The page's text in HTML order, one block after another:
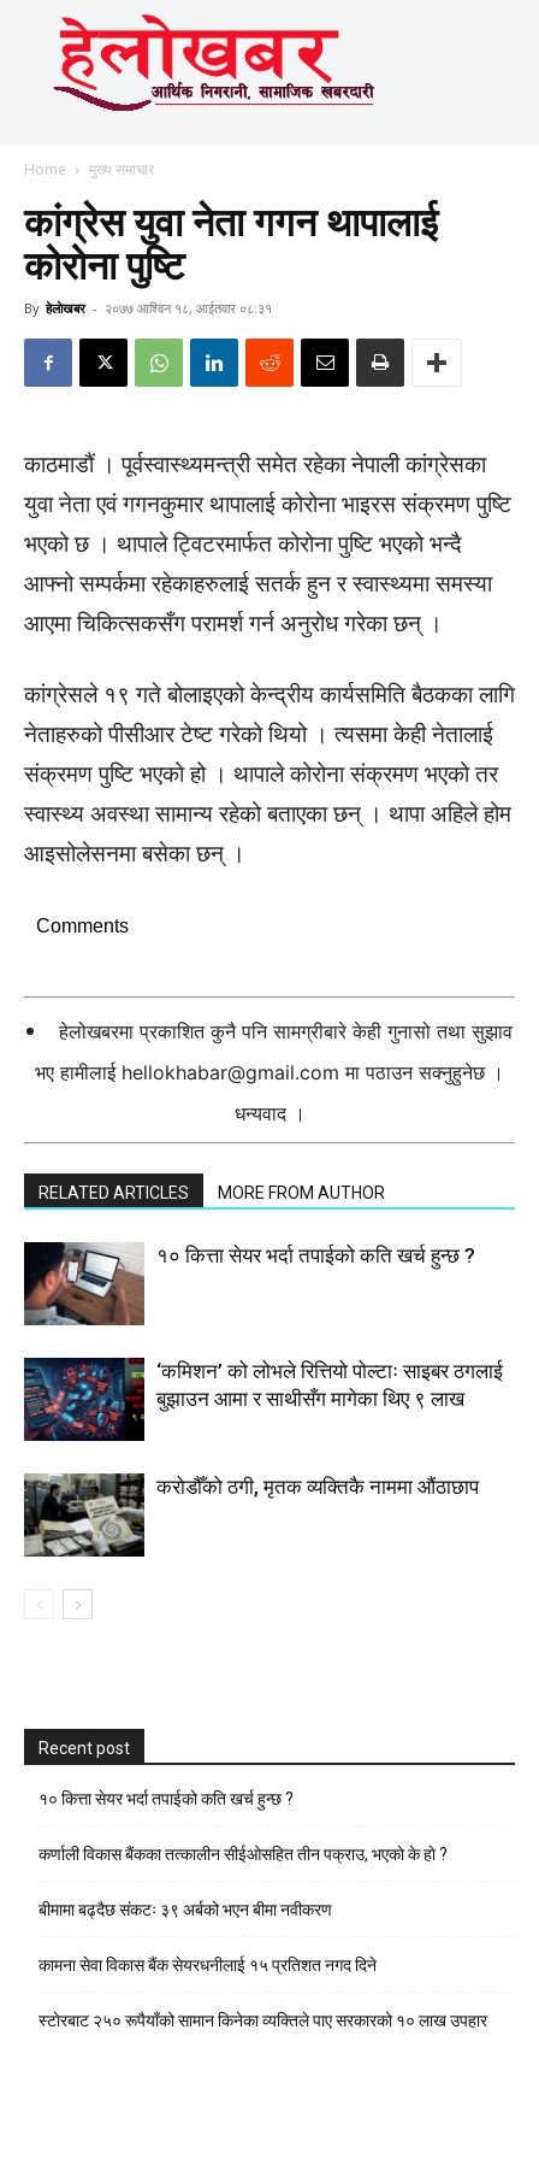
Home मुख्य समाचार
कांग्रेस युवा नेता गगन थापालाई
कोरोना पुष्टि
By हेलाेखबर - २०७७ आश्विन १८, आईतवार ०८:३१
काठमाडौं । पूर्वस्वास्थ्यमन्त्री समेत रहेका नेपाली कांग्रेसका
युवा नेता एवं गगनकुमार थापालाई कोरोना भाइरस संक्रमण पुष्टि
भएको छ । थापाले ट्विटरमार्फत कोरोना पुष्टि भएको भन्दै
आफ्नो सम्पर्कमा रहेकाहरुलाई सतर्क हुन र स्वास्थ्यमा समस्या
आएमा चिकित्सकसँग परामर्श गर्न अनुरोध गरेका छन् ।
कांग्रेसले १९ गते बोलाइएको केन्द्रीय कार्यसमिति बैठकका लागि
नेताहरुको पीसीआर टेष्ट गरेको थियो । त्यसमा केही नेतालाई
संक्रमण पुष्टि भएको हो । थापाले कोरोना संक्रमण भएको तर
स्वास्थ्य अवस्था सामान्य रहेको बताएका छन् । थापा अहिले होम
आइसोलेसनमा बसेका छन् ।
Comments
हेलोखबरमा प्रकाशित कुनै पनि सामग्रीबारे केही गुनासो तथा सुझाव
भए हामीलाई hellokhabar@gmail.com मा पठाउन सक्नुहुनेछ ।
धन्यवाद ।
RELATED ARTICLES MORE FROM AUTHOR
१० कित्ता सेयर भर्दा तपाईको कति खर्च हुन्छ ?
‘कमिशन’ को लोभले रित्तियो पोल्टाः साइबर ठगलाई
बुझाउन आमा र साथीसँग मागेका थिए ९ लाख
करोडौँको ठगी, मृतक व्यक्तिकै नाममा औंठाछाप
Recent post
१० कित्ता सेयर भर्दा तपाईको कति खर्च हुन्छ ?
कर्णाली विकास बैंकका तत्कालीन सीईओसहित तीन पक्राउ, भएकाे के हाे ?
बीमामा बढ्दैछ संकटः ३९ अर्बको भएन बीमा नवीकरण
कामना सेवा विकास बैंक सेयरधनीलाई १५ प्रतिशत नगद दिने
स्टाेरबाट २५० रूपैयाँको सामान किनेका व्यक्तिले पाए सरकारको १० लाख उपहार